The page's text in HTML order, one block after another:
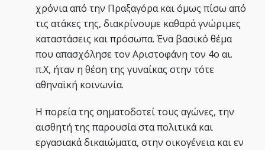
χρόνια από την Πραξαγόρα και όμως πίσω από
τις ατάκες της, διακρίνουμε καθαρά γνώριμες
καταστάσεις και πρόσωπα. Ένα βασικό θέμα
που απασχόλησε τον Αριστοφάνη τον 4ο αι.
π.Χ, ήταν η θέση της γυναίκας στην τότε
αθηναϊκή κοινωνία.
Η πορεία της σηματοδοτεί τους αγώνες, την
αισθητή της παρουσία στα πολιτικά και
εργασιακά δικαιώματα, στην οικογένεια και εν